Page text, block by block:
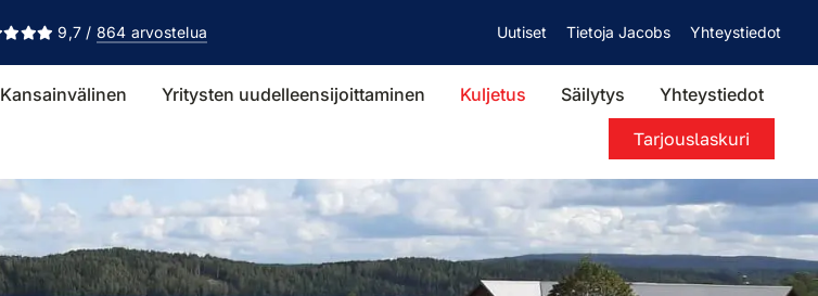
9,7 / 864 arvostelua Uutiset Tietoja Jacobs Yhteystiedot
Kansainvälinen Yritysten uudelleensijoittaminen Kuljetus Säilytys Yhteystiedot
Tarjouslaskuri